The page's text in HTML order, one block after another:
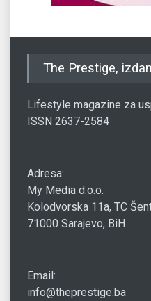
The Prestige,
Lifestyle magazine za
ISSN 2637-2584
Adresa:
My Media d.o.o.
Kolodvorska 11a, TC
71000 Sarajevo, BiH
Email:
info@theprestige.ba